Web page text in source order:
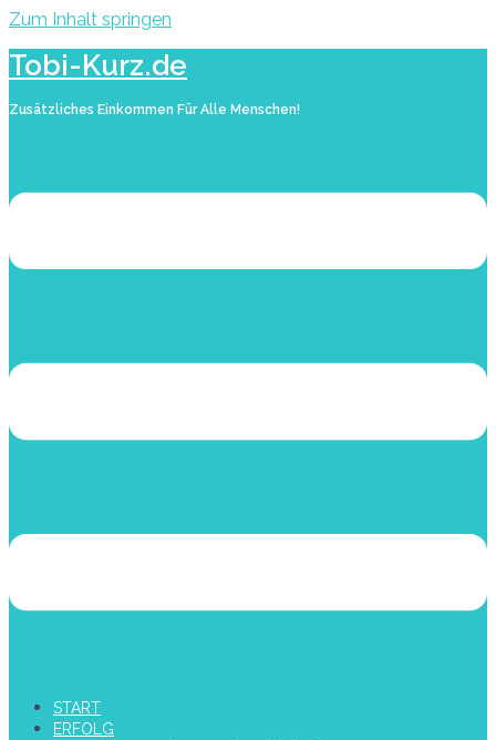
Zum Inhalt springen
Tobi-Kurz.de
Zusätzliches Einkommen Für Alle Menschen!
START
ERFOLG